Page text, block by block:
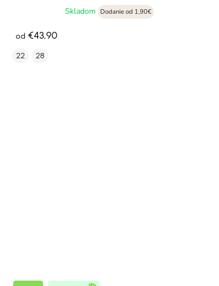
Skladom Dodanie od 1,90€
od €43,90
22 28